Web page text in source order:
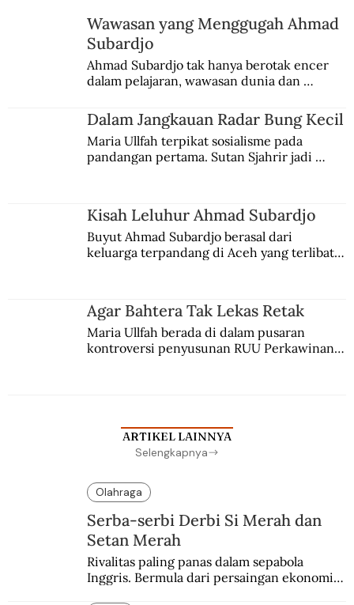
Wawasan yang Menggugah Ahmad
Subardjo
Ahmad Subardjo tak hanya berotak encer
dalam pelajaran, wawasan dunia dan
Jules Verne, Multatuli, hingga Sun Yat-sen.
Dalam Jangkauan Radar Bung Kecil
Maria Ullfah terpikat sosialisme pada
pandangan pertama. Sutan Sjahrir jadi
Kisah Leluhur Ahmad Subardjo
Buyut Ahmad Subardjo berasal dari
keluarga terpandang di Aceh yang terlibat
Agar Bahtera Tak Lekas Retak
Maria Ullfah berada di dalam pusaran
kontroversi penyusunan RUU Perkawinan.
ARTIKEL LAINNYA
Selengkapnya
Olahraga
Serba-serbi Derbi Si Merah dan
Setan Merah
Rivalitas paling panas dalam sepabola
Inggris. Bermula dari persaingan ekonomi